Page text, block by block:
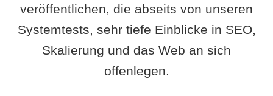
veröffentlichen, die abseits von unseren
Systemtests, sehr tiefe Einblicke in SEO,
Skalierung und das Web an sich
offenlegen.